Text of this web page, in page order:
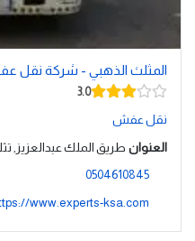
المثلث الذهبي - شركة نقل
3.0
نقل عفش
العنوان طريق الملك عبدالعزيز, تثليث,
0504610845
www.experts-ksa.com